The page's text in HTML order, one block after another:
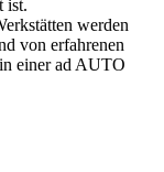
ist.
werden
von erfahrenen
einer ad AUTO